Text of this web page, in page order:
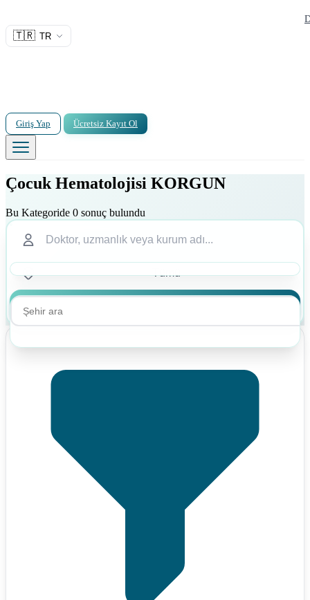
🇹🇷 TR
Giriş Yap Ücretsiz Kayıt Ol
Çocuk Hematolojisi KORGUN
Bu Kategoride 0 sonuç bulundu